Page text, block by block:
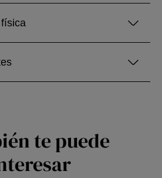
te puede